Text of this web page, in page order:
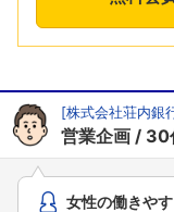
[株式会社荘内銀
営業企画 30
女性の働きや